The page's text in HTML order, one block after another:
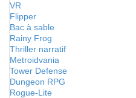
VR
Flipper
Bac à sable
Rainy Frog
Thriller narratif
Metroidvania
Tower Defense
Dungeon RPG
Rogue-Lite